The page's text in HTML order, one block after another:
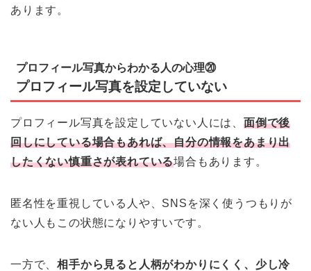
あります。
プロフィール写真からわかる人の心理⑳
プロフィール写真を設定していない
プロフィール写真を設定していない人には、 面倒で後
回しにしている場合もあれば、自分の情報をあまり出
したくない慎重さが表れている場合もあります。
匿名性を重視している人や、SNSを深く使うつもりが
ない人もこの状態になりやすいです。
一方で、相手から見ると人柄がわかりにくく、少し冷